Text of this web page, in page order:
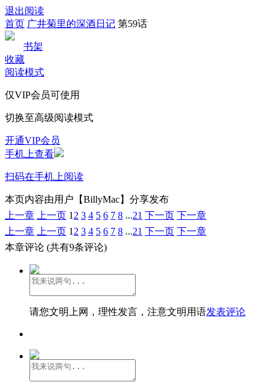
退出阅读
首页 广井菊里的深酒日记 第59话
书架
收藏
阅读模式
仅VIP会员可使用
切换至高级阅读模式
开通VIP会员
手机上查看
扫码在手机上阅读
本页内容由用户【BillyMac】分享发布
上一章
上一页 1 2 3 4 5 6 7 8 ...21 下一页 下一章
上一章
上一页 1 2 3 4 5 6 7 8 ...21 下一页 下一章
本章评论 (共有9条评论)
请您文明上网，理性发言，注意文明用语发表评论